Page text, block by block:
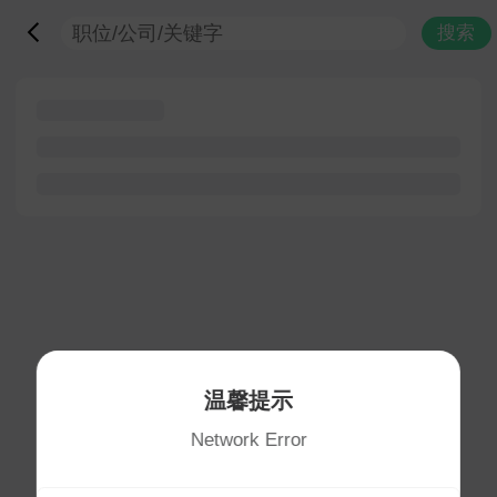
搜索
温馨提示
Network Error